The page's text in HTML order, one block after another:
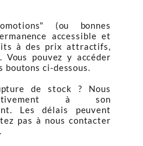
(ou bonnes
accessible et
à des prix attractifs,
Vous pouvez y accéder
boutons ci-dessous.
de stock ? Nous
à son
Les délais peuvent
pas à nous contacter